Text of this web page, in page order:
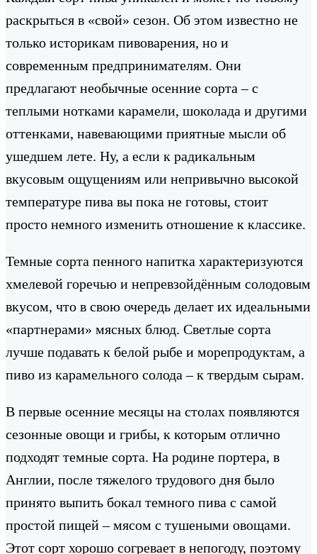
раскрыться в «свой» сезон. Об этом известно не
только историкам пивоварения, но и
современным предпринимателям. Они
предлагают необычные осенние сорта – с
теплыми нотками карамели, шоколада и другими
оттенками, навевающими приятные мысли об
ушедшем лете. Ну, а если к радикальным
вкусовым ощущениям или непривычно высокой
температуре пива вы пока не готовы, стоит
просто немного изменить отношение к классике.
Темные сорта пенного напитка характеризуются
хмелевой горечью и непревзойдённым солодовым
вкусом, что в свою очередь делает их идеальными
«партнерами» мясных блюд. Светлые сорта
лучше подавать к белой рыбе и морепродуктам, а
пиво из карамельного солода – к твердым сырам.
В первые осенние месяцы на столах появляются
сезонные овощи и грибы, к которым отлично
подходят темные сорта. На родине портера, в
Англии, после тяжелого трудового дня было
принято выпить бокал темного пива с самой
простой пищей – мясом с тушеными овощами.
Этот сорт хорошо согревает в непогоду, поэтому